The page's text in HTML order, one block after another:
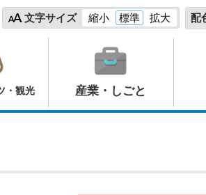
文字サイズ 縮小 標準 拡大 配
・観光 産業・しごと